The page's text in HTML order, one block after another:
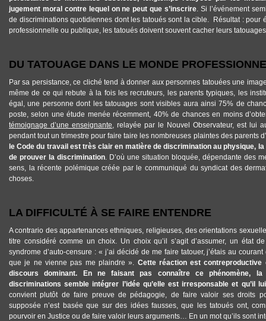
jugement moral contre lequel on ne peut que s’inscrire. Si l’événement
de discriminations quotidiennes dont les tatoués sont la cible. Résultat : pour
professionnelle ou publique, les tatoués doivent souvent cacher leurs
DU TATOUAGE DANS LE MONDE
Par sa persistance, ce cliché tend à donner aux personnes tatouées une
même de ce qui rebute à la fois les recruteurs, les parents typiques, les
égal, une personne dont les tatouages sont visibles aura ainsi 75% de
poste, selon une étude menée récemment, 40% de chances en moins
témoignage d’une enseignante, relayée par le Nouvel Observateur, est lui
pendant tout un trimestre pour faire taire les nombreuses plaintes des parents
le Code du travail est très clair en matière de discrimination au physique,
de prouver la discrimination. D’où une situation bloquée, dépendante des
sens, la récente polémique créée par le communiqué du syndicat des
choses.
LA DIFFICULTÉ À SE FAIRE ENTENDRE
A contrario des appartenances ethniques, religieuses, des orientations
titre considéré comme un choix. Un choix qu’il s’agit d’assumer, un état
syndrome d’auto-censure : « j’ai décidé de me faire tatouer, j’étais au
que je ne vienne pas me plaindre ». Cette réaction est
discours dominant. En ne faisant pas connaître ce phénomène,
discriminations semble intégrer l’idée qu’elle est irresponsable et qu’il
convient plutôt de faire preuve de pédagogie, de faire valoir ses droits
supposée n’est basée que sur des idées fausses, que les tatoués ont,
pourvoir en Justice ou de faire valoir leurs arguments… En un mot qu’ils sont